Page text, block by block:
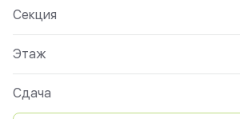
Секция
Этаж
Сдача